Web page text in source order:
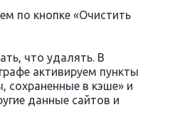
по кнопке «Очистить
что удалять. В
активируем пункты
сохраненные в кэше» и
данные сайтов и